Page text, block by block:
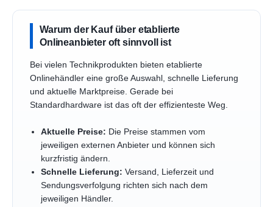
Warum der Kauf über etablierte
Onlineanbieter oft sinnvoll ist
Bei vielen Technikprodukten bieten etablierte
Onlinehändler eine große Auswahl, schnelle Lieferung
und aktuelle Marktpreise. Gerade bei
Standardhardware ist das oft der effizienteste Weg.
Aktuelle Preise: Die Preise stammen vom
jeweiligen externen Anbieter und können sich
kurzfristig ändern.
Schnelle Lieferung: Versand, Lieferzeit und
Sendungsverfolgung richten sich nach dem
jeweiligen Händler.